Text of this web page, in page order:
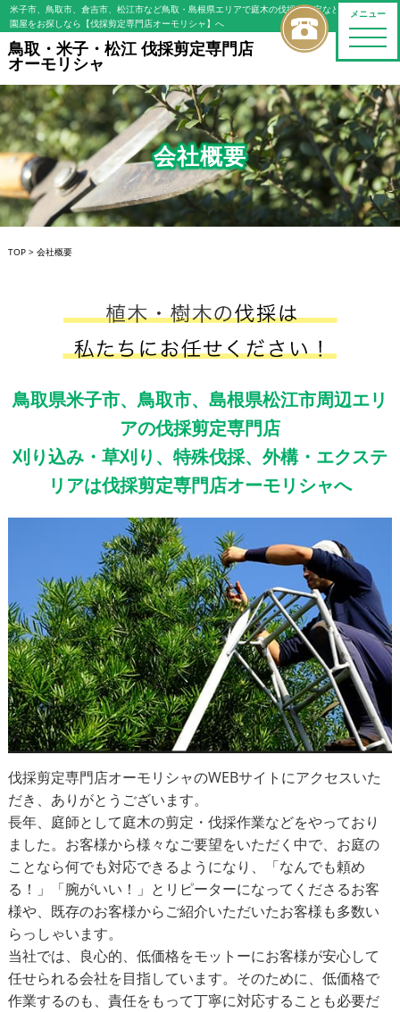
メニュー
toggle
米子市、鳥取市、倉吉市、松江市など鳥取・島根県エリアで庭木の伐採・剪定などの植木屋/造
園屋をお探しなら【伐採剪定専門店オーモリシャ】へ
鳥取・米子・松江 伐採剪定専門店
オーモリシャ
会社概要
TOP> 会社概要
鳥取県米子市、鳥取市、島根県松江市周辺エリ
アの伐採剪定専門店
刈り込み・草刈り、特殊伐採、外構・エクステ
リアは伐採剪定専門店オーモリシャへ
伐採剪定専門店オーモリシャのWEBサイトにアクセスいた
だき、ありがとうございます。
長年、庭師として庭木の剪定・伐採作業などをやっており
ました。お客様から様々なご要望をいただく中で、お庭の
ことなら何でも対応できるようになり、「なんでも頼め
る！」「腕がいい！」とリピーターになってくださるお客
様や、既存のお客様からご紹介いただいたお客様も多数い
らっしゃいます。
当社では、良心的、低価格をモットーにお客様が安心して
任せられる会社を目指しています。そのために、低価格で
作業するのも、責任をもって丁寧に対応することも必要だ